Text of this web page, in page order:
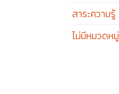
สาระความรู้
ไม่มีหมวดหมู่